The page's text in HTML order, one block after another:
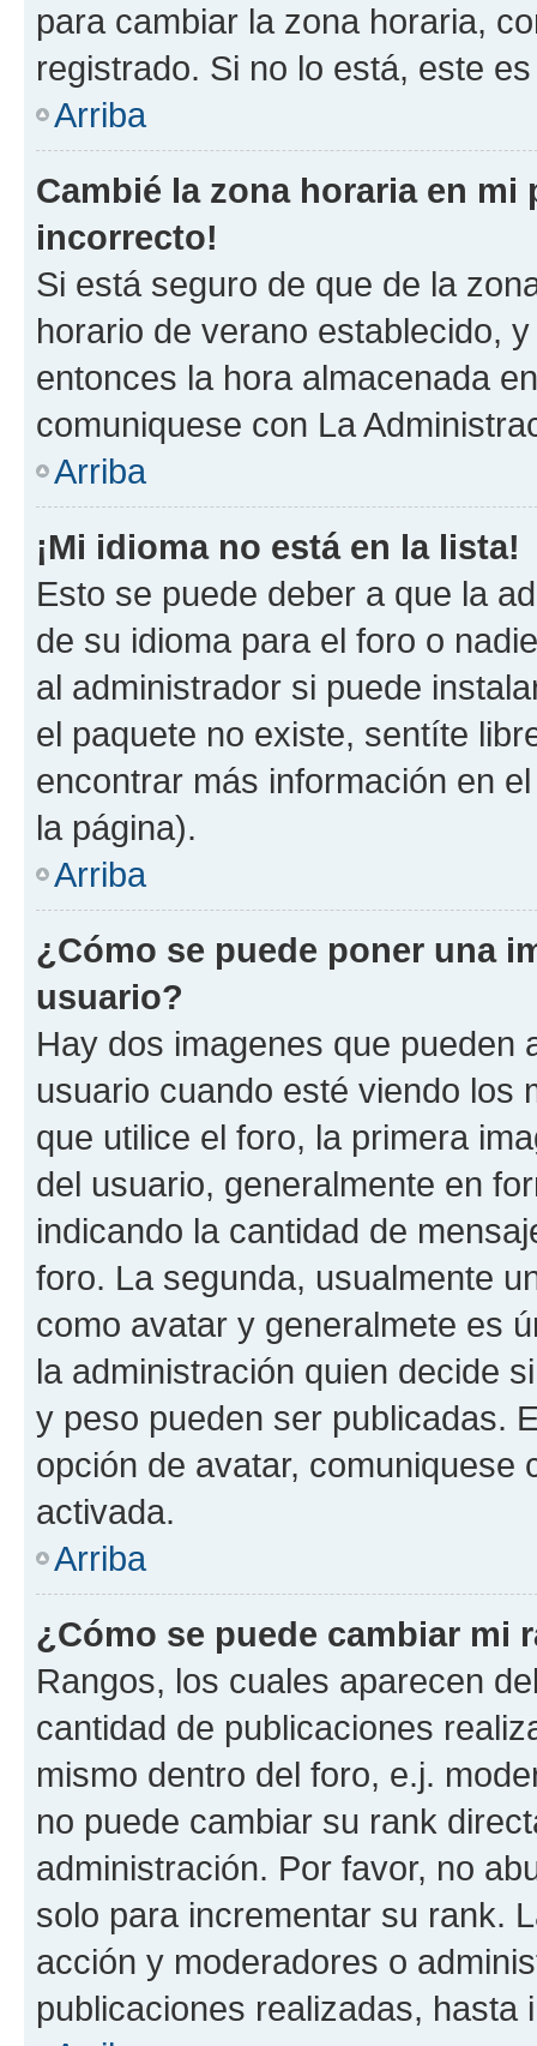
para cambiar la zona horaria,
registrado. Si no lo está, este
Arriba
Cambié la zona horaria en
incorrecto!
Si está seguro de que de la
horario de verano establecido,
entonces la hora almacenada
comuniquese con La
Arriba
¡Mi idioma no está en la lista!
Esto se puede deber a que la
de su idioma para el foro o
al administrador si puede
el paquete no existe, sentíte
encontrar más información en
la página).
Arriba
¿Cómo se puede poner una
usuario?
Hay dos imagenes que pueden
usuario cuando esté viendo los
que utilice el foro, la primera
del usuario, generalmente en
indicando la cantidad de
foro. La segunda, usualmente
como avatar y generalmete es
la administración quien decide
y peso pueden ser publicadas.
opción de avatar, comuniquese
activada.
Arriba
¿Cómo se puede cambiar mi
Rangos, los cuales aparecen
cantidad de publicaciones
mismo dentro del foro, e.j.
no puede cambiar su rank
administración. Por favor, no
solo para incrementar su rank.
acción y moderadores o
publicaciones realizadas, hasta